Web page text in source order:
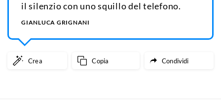
il silenzio con uno squillo del telefono.
GIANLUCA GRIGNANI
Crea Copia Condividi